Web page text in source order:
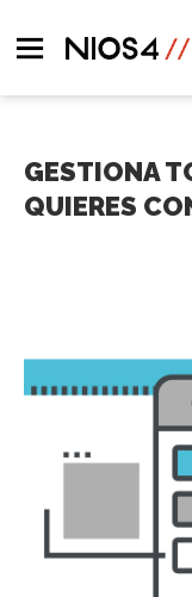
GESTIONA
QUIERES